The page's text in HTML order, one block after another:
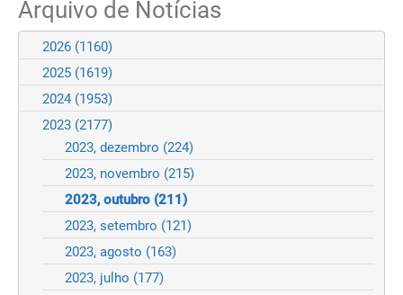
Arquivo de Notícias
2026 (1160)
2025 (1619)
2024 (1953)
2023 (2177)
2023, dezembro (224)
2023, novembro (215)
2023, outubro (211)
2023, setembro (121)
2023, agosto (163)
2023, julho (177)